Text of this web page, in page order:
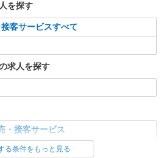
を探す
接客サービスすべて
求人を探す
・接客サービス
る条件をもっと見る